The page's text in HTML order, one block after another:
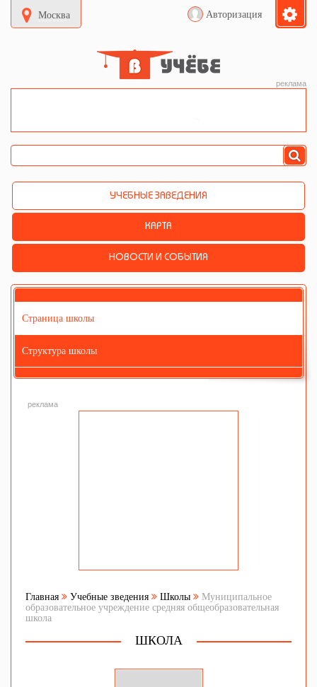
Москва Авторизация
реклама
УЧЕБНЫЕ ЗАВЕДЕНИЯ
КАРТА
НОВОСТИ И СОБЫТИЯ
Страница школы
Структура школы
реклама
Главная Учебные зведения Школы
Муниципальное
образовательное учреждение средняя общеобразовательная
школа
ШКОЛА